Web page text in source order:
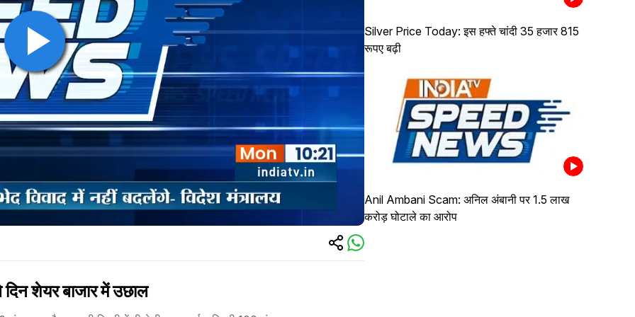
शेयर बाजार में उछाल
Silver Price Today: इस हफ्ते चांदी 35 हजार 815
रूपए बढ़ी
Anil Ambani Scam: अनिल अंबानी पर 1.5 लाख
करोड़ घोटाले का आरोप